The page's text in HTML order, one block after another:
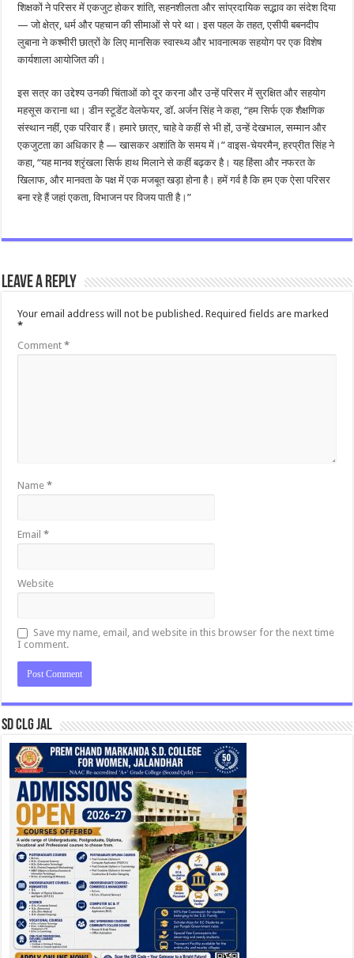
शिक्षकों ने परिसर में एकजुट होकर शांति, सहनशीलता और सांप्रदायिक सद्भाव का संदेश दिया
— जो क्षेत्र, धर्म और पहचान की सीमाओं से परे था। इस पहल के तहत, एसीपी बबनदीप
लुबाना ने कश्मीरी छात्रों के लिए मानसिक स्वास्थ्य और भावनात्मक सहयोग पर एक विशेष
कार्यशाला आयोजित की।
इस सत्र का उद्देश्य उनकी चिंताओं को दूर करना और उन्हें परिसर में सुरक्षित और सहयोग
महसूस कराना था। डीन स्टूडेंट वेलफेयर, डॉ. अर्जन सिंह ने कहा, “हम सिर्फ एक शैक्षणिक
संस्थान नहीं, एक परिवार हैं। हमारे छात्र, चाहे वे कहीं से भी हों, उन्हें देखभाल, सम्मान और
एकजुटता का अधिकार है — खासकर अशांति के समय में।” वाइस-चेयरमैन, हरप्रीत सिंह ने
कहा, “यह मानव श्रृंखला सिर्फ हाथ मिलाने से कहीं बढ़कर है। यह हिंसा और नफरत के
खिलाफ, और मानवता के पक्ष में एक मजबूत खड़ा होना है। हमें गर्व है कि हम एक ऐसा परिसर
बना रहे हैं जहां एकता, विभाजन पर विजय पाती है।”
Leave a Reply
Your email address will not be published. Required fields are marked
*
Comment*
Name*
Email*
Website
Save my name, email, and website in this browser for the next time
I comment.
SD CLG JAL